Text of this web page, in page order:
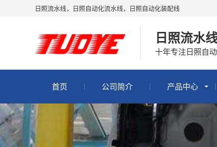
日照流水线，日照自动化流水线，日照自动化装配线
日照流水
十年专注日照自
首页 公司简介 产品中心